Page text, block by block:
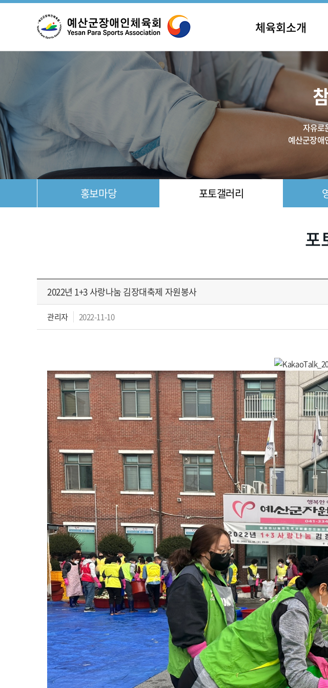
체육회소개
인사말
설립 및 연혁
조직 및 기구
주요사업
자유로
예산군장애
홍보마당 포토갤러리
포
2022년 1+3 사랑나눔 김장대축제 자원봉사
관리자 2022-11-10